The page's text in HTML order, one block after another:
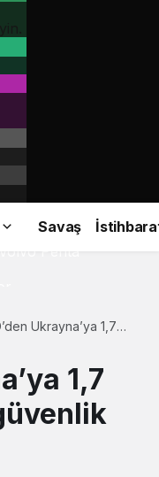
Savaş
Penta
Ukrayna’ya 1,7
1,7